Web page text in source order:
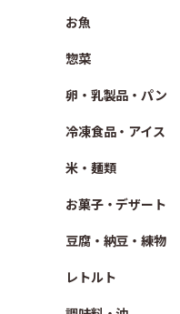
お魚
惣菜
卵・乳製品・パン
冷凍食品・アイス
米・麺類
お菓子・デザート
豆腐・納豆・練物
レトルト